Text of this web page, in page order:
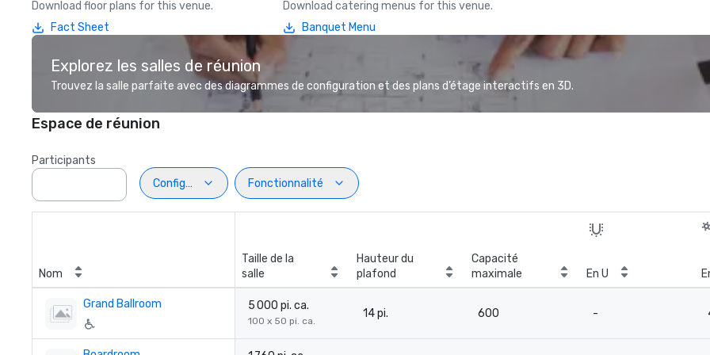
Download floor plans for this venue.
Fact Sheet
Download catering menus for this venue.
Banquet Menu
Explorez les salles de réunion
Trouvez la salle parfaite avec des diagrammes de configuration et des plans d’étage interactifs en 3D.
Espace de réunion
Participants
Configuration
Fonctionnalité
Nom
Taille de la
salle
Hauteur du
plafond
Capacité
maximale
En U
Grand Ballroom 5 000 pi. ca.
100 x 50 pi. ca.
14 pi. 600 -